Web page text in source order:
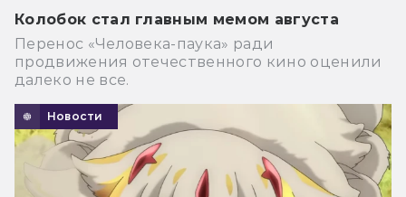
Колобок стал главным мемом августа
Перенос «Человека-паука» ради
продвижения отечественного кино оценили
далеко не все.
Новости